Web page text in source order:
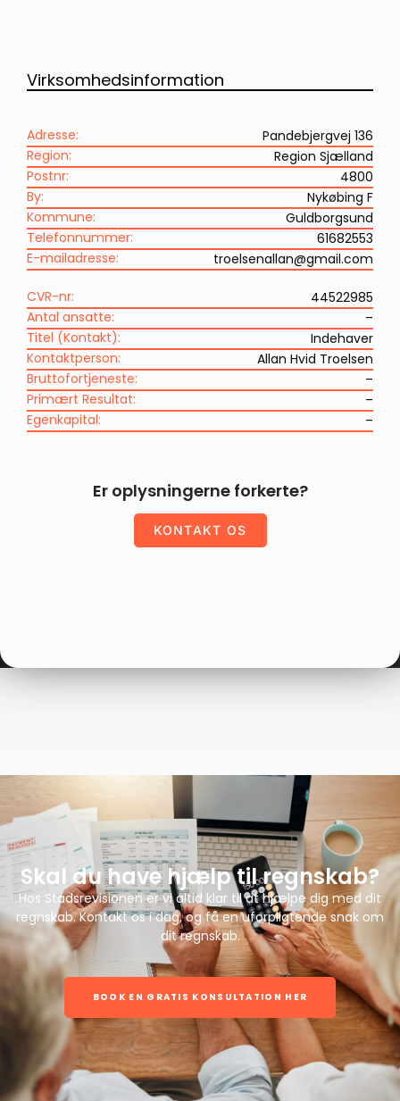
Virksomhedsinformation
Adresse:
Pandebjergvej 136
Region:
Region Sjælland
Postnr:
4800
By:
Nykøbing F
Kommune:
Guldborgsund
Telefonnummer:
61682553
E-mailadresse:
troelsenallan@gmail.com
CVR-nr:
44522985
Antal ansatte:
–
Titel (Kontakt):
Indehaver
Kontaktperson:
Allan Hvid Troelsen
Bruttofortjeneste:
–
Primært Resultat:
–
Egenkapital:
–
Er oplysningerne forkerte?
KONTAKT OS
Skal du have hjælp til regnskab?
Hos Stadsrevisionen er vi altid klar til at hjælpe dig med dit
regnskab. Kontakt os i dag, og få en uforpligtende snak om
dit regnskab.
BOOK EN GRATIS KONSULTATION HER